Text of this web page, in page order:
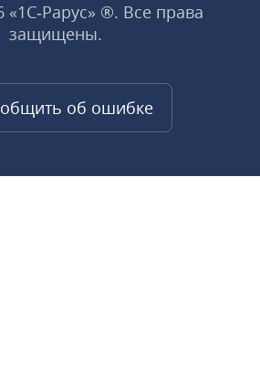
«1С‑Рарус» ®. Все права
защищены.
об ошибке